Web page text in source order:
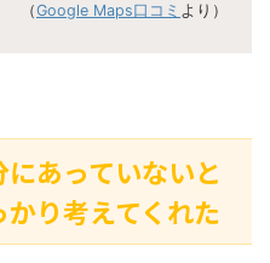
（Google Maps口コミ より）
あっていないと
り考えてくれた